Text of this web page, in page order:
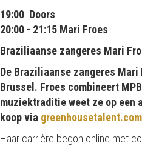
19:00 Doors
20:00 - 21:15 Mari Froes
Braziliaanse zangeres Mari
De Braziliaanse zangeres
Brussel. Froes combineert
muziektraditie weet ze op een
koop via
Haar carrière begon online met